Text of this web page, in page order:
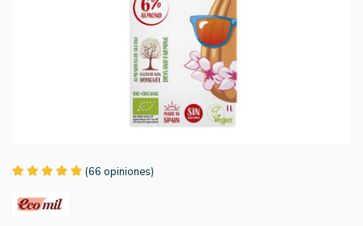
(66 opiniones)